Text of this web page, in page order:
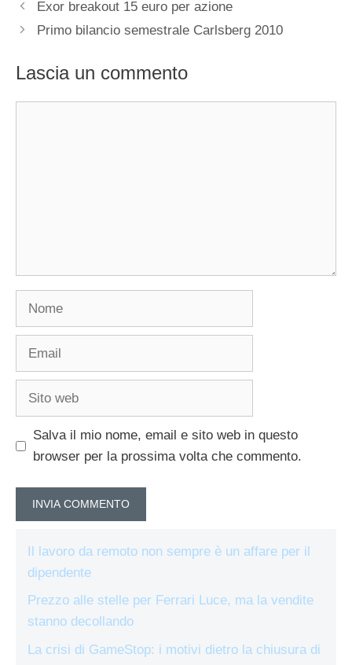
Exor breakout 15 euro per azione
Primo bilancio semestrale Carlsberg 2010
Lascia un commento
Nome
Email
Sito
Salva il mio nome, email e sito web in questo
browser per la prossima volta che commento.
Il lavoro da remoto non sempre è un affare per il
dipendente
Prezzo alle stelle per Ferrari Luce, ma la vendite
stanno decollando
La crisi di GameStop: i motivi dietro la chiusura di